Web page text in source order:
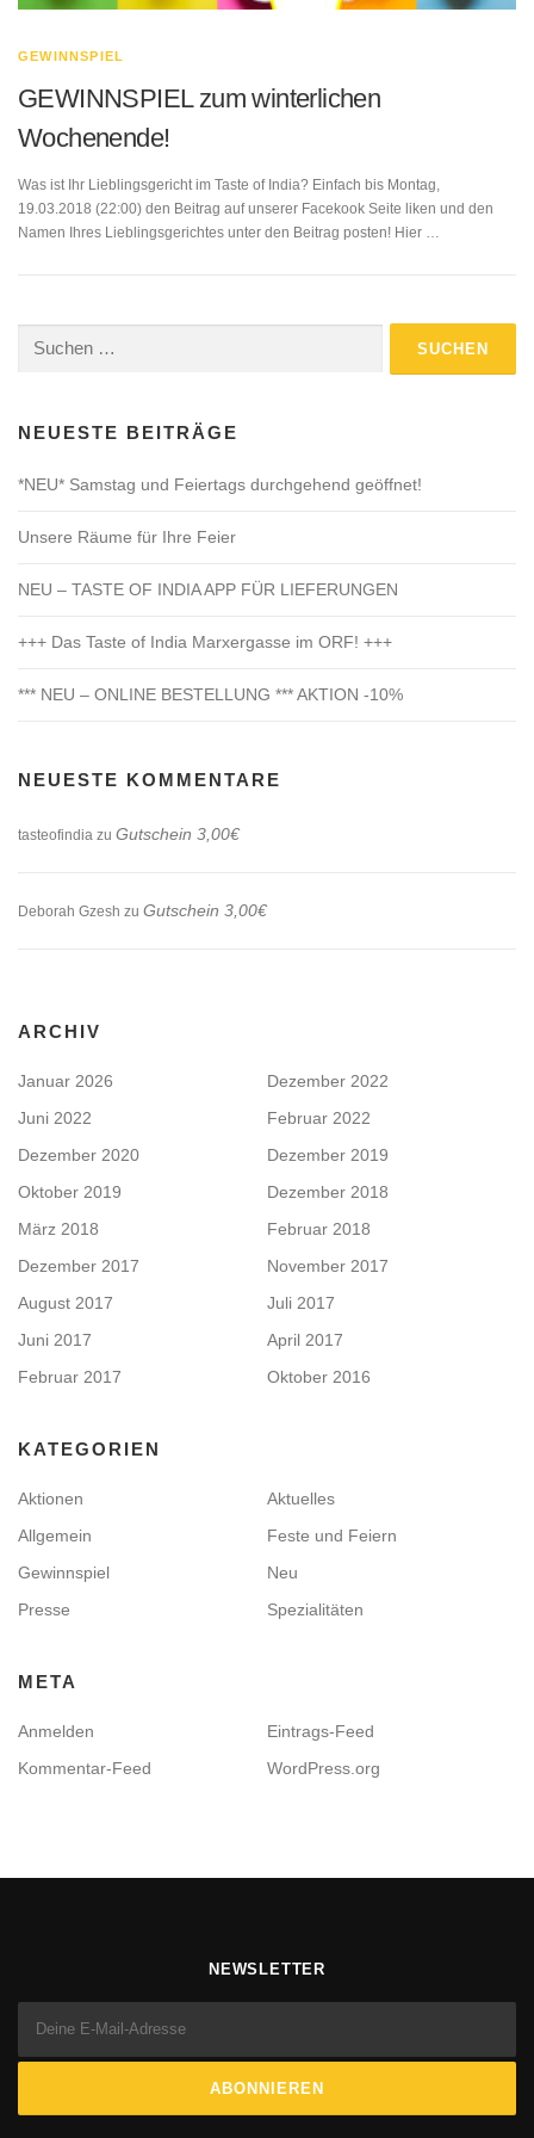
GEWINNSPIEL
GEWINNSPIEL zum winterlichen
Wochenende!
Was ist Ihr Lieblingsgericht im Taste of India? Einfach bis Montag,
19.03.2018 (22:00) den Beitrag auf unserer Facekook Seite liken und den
Namen Ihres Lieblingsgerichtes unter den Beitrag posten! Hier …
nach:
NEUESTE BEITRÄGE
*NEU* Samstag und Feiertags durchgehend geöffnet!
Unsere Räume für Ihre Feier
NEU – TASTE OF INDIA APP FÜR LIEFERUNGEN
+++ Das Taste of India Marxergasse im ORF! +++
*** NEU – ONLINE BESTELLUNG *** AKTION -10%
NEUESTE KOMMENTARE
tasteofindia zu Gutschein 3,00€
Deborah Gzesh zu Gutschein 3,00€
ARCHIV
Januar 2026
Dezember 2022
Juni 2022
Februar 2022
Dezember 2020
Dezember 2019
Oktober 2019
Dezember 2018
März 2018
Februar 2018
Dezember 2017
November 2017
August 2017
Juli 2017
Juni 2017
April 2017
Februar 2017
Oktober 2016
KATEGORIEN
Aktionen
Aktuelles
Allgemein
Feste und Feiern
Gewinnspiel
Neu
Presse
Spezialitäten
META
Anmelden
Eintrags-Feed
Kommentar-Feed
WordPress.org
NEWSLETTER